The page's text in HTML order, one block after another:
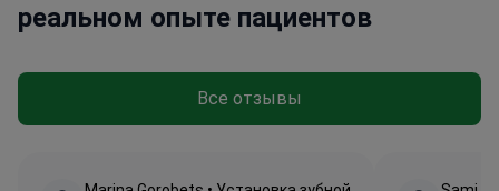
реальном опыте пациентов
Все отзывы